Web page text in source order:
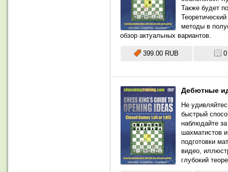
Также будет
методы в
обзор актуальных вариантов.
399.00 RUB
Дебютные
Не
быстрый
наблюдайте
шахматистов
подготовки
видео,
глубокий